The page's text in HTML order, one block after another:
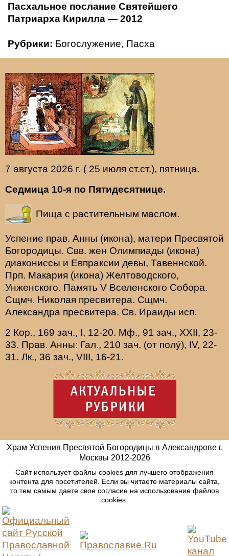
Пасхальное послание Святейшего
Патриарха Кирилла — 2012
Рубрики: Богослужение, Пасха
7 августа 2026 г. ( 25 июля ст.ст.), пятница.
Седмица 10-я по Пятидесятнице.
Пища с растительным маслом.
Успение прав. Анны (икона), матери Пресвятой
Богородицы. Свв. жен Олимпиады (икона)
диакониссы и Евпраксии девы, Тавеннской.
Прп. Макария (икона) Желтоводского,
Унженского. Память V Вселенского Собора.
Сщмч. Николая пресвитера. Сщмч.
Александра пресвитера. Св. Ираиды исп.
2 Кор., 169 зач., I, 12-20. Мф., 91 зач., XXII, 23-
33. Прав. Анны: Гал., 210 зач. (от полу́), IV, 22-
31. Лк., 36 зач., VIII, 16-21.
Храм Успения Пресвятой Богородицы в Александрове г.
Москвы 2012-2026
Сайт использует файлы cookies для лучшего отображения
контента для посетителей. Если вы читаете материалы сайта,
то тем самым даете свое согласие на использование файлов
cookies.